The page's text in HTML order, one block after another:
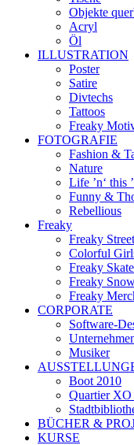
Objekte
Acryl
Öl
ILLUSTRATION
Poster
Satire
Divtechs
Tattoos
Freaky
FOTOGRAFIE
Fashion &
Nature
Life ’n‘ this
Funny &
Rebellious
Freaky
Freaky
Colorful
Freaky
Freaky
Freaky
CORPORATE
Software-
Musiker
Boot 2010
Quartier XO
BÜCHER &
KURSE